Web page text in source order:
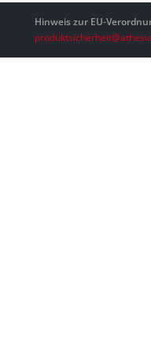
Hinweis zur EU-